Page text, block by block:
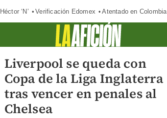
Héctor ‘N’ Verificación Edomex Atentado en Colombia
Liverpool se queda con
Copa de la Liga Inglaterra
tras vencer en penales al
Chelsea